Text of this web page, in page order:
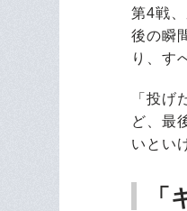
第4戦
後の瞬
り、す
「投
ど、最
いとい